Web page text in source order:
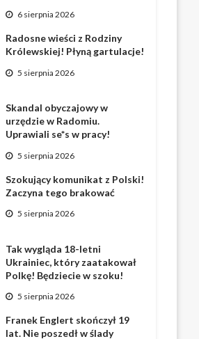
6 sierpnia 2026
Radosne wieści z Rodziny
Królewskiej! Płyną gartulacje!
5 sierpnia 2026
Skandal obyczajowy w
urzędzie w Radomiu.
Uprawiali se*s w pracy!
5 sierpnia 2026
Szokujący komunikat z Polski!
Zaczyna tego brakować
5 sierpnia 2026
Tak wygląda 18-letni
Ukrainiec, który zaatakował
Polkę! Będziecie w szoku!
5 sierpnia 2026
Franek Englert skończył 19
lat. Nie poszedł w ślady